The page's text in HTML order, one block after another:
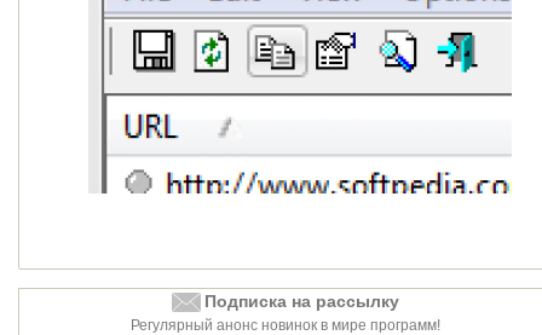
Подписка на рассылку
Регулярный анонс новинок в мире программ!